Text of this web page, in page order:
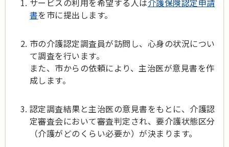
書を市に提出します。
市の介護認定調査員が訪問し、心身の状況につい
て調査を行います。
また、市からの依頼により、主治医が意見書を作
成します。
認定調査結果と主治医の意見書をもとに、介護認
定審査会において審査判定され、要介護状態区分
（介護がどのくらい必要か）が決まります。